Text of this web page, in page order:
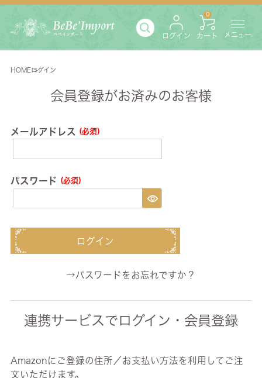
ログイン カート
0
メニュー
HOMEログイン
会員登録がお済みのお客様
メールアドレス
パスワード
ログイン
→パスワードをお忘れですか？
連携サービスでログイン・会員登録
Amazonにご登録の住所／お支払い方法を利用してご注
文いただけます。